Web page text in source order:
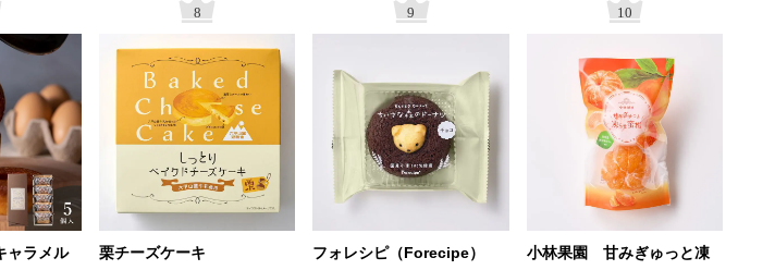
ラメル
8
栗チーズケーキ
9
フォレシピ（Forecipe）
10
小林果園 甘みぎゅっと凍